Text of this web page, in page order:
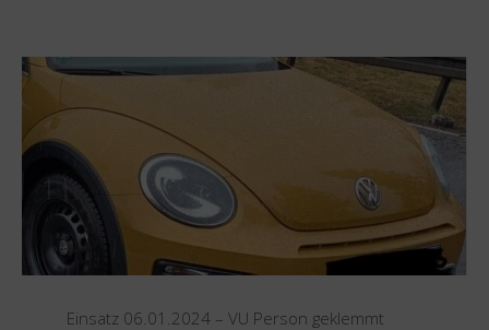
–
Alarm"
Einsatz 06.01.2024 – VU Person geklemmt